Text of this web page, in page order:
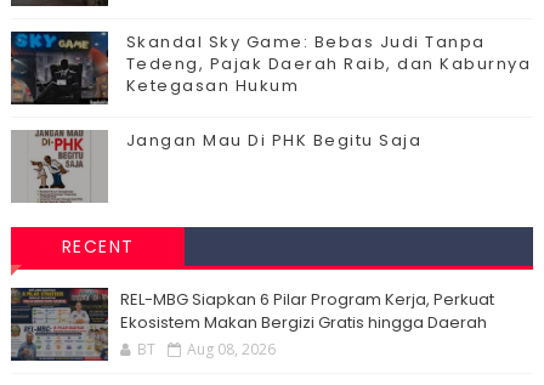
Skandal Sky Game: Bebas Judi Tanpa
Tedeng, Pajak Daerah Raib, dan Kaburnya
Ketegasan Hukum
Jangan Mau Di PHK Begitu Saja
RECENT
‎REL-MBG Siapkan 6 Pilar Program Kerja, Perkuat
Ekosistem Makan Bergizi Gratis hingga Daerah
BT Aug 08, 2026